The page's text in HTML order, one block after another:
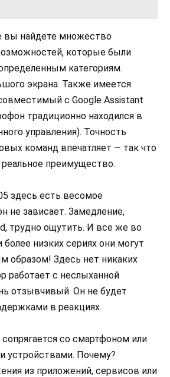
вы найдете множество
которые были
категориям.
экрана. Также имеется
с Google Assistant
традиционно находился в
управления). Точность
команд впечатляет — так что
реальное преимущество.
здесь есть весомое
не зависает. Замедление,
трудно ощутить. И все же во
низких сериях они могут
образом! Здесь нет никаких
работает с неслыханной
отзывчивый. Он не будет
в реакциях.
сопрягается со смартфоном или
устройствами. Почему?
из приложений, сервисов или